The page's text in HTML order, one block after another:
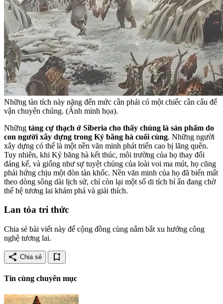
Những tàn tích này nặng đến mức cần phải có một chiếc cần cẩu để
vận chuyển chúng. (Ảnh minh họa).
Những tảng cự thạch ở Siberia cho thấy chúng là sản phẩm do
con người xây dựng trong Kỷ băng hà cuối cùng. Những người
xây dựng có thể là một nền văn minh phát triển cao bị lãng quên.
Tuy nhiên, khi Kỷ băng hà kết thúc, môi trường của họ thay đổi
đáng kể, và giống như sự tuyệt chủng của loài voi ma mút, họ cũng
phải hứng chịu một đòn tàn khốc. Nền văn minh của họ đã biến mất
theo dòng sông dài lịch sử, chỉ còn lại một số di tích bí ẩn đang chờ
thế hệ tương lai khám phá và giải thích.
Lan tỏa tri thức
Chia sẻ bài viết này để cộng đồng cùng nắm bắt xu hướng công
nghệ tương lai.
share Chia sẻ bookmark_add
Tin cùng chuyên mục